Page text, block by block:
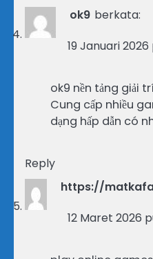
ok9 berkata:
19 Januari 2026
ok9 nền tảng giải
Cung cấp nhiều
dạng hấp dẫn có
Reply
https://
12 Maret 2026